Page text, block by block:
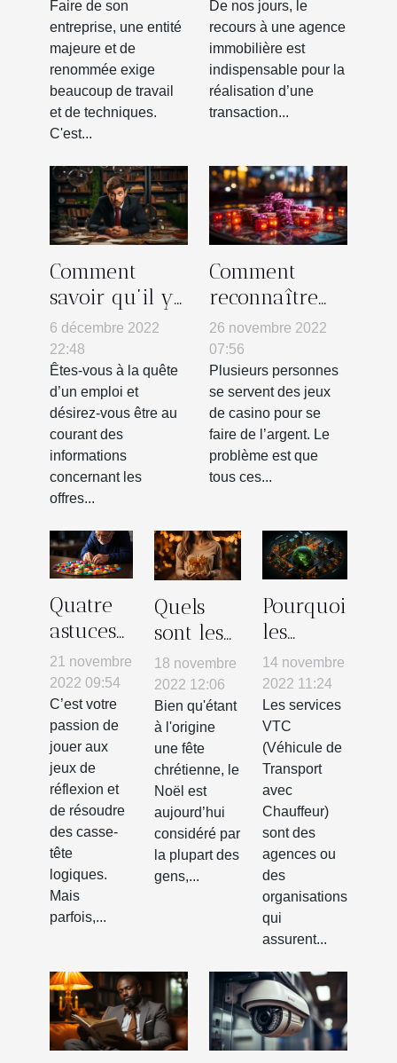
Faire de son
entreprise, une entité
majeure et de
renommée exige
beaucoup de travail
et de techniques.
C'est...
De nos jours, le
recours à une agence
immobilière est
indispensable pour la
réalisation d’une
transaction...
Comment
savoir qu’il y
a une offre
d’emploi
disponible ?
6 décembre 2022
22:48
Êtes-vous à la quête
d’un emploi et
désirez-vous être au
courant des
informations
concernant les
offres...
Comment
reconnaître
les casinos
non fiables ?
26 novembre 2022
07:56
Plusieurs personnes
se servent des jeux
de casino pour se
faire de l’argent. Le
problème est que
tous ces...
Quatre
astuces
efficaces
pour
résoudre
les
casse-
tête
logiques
21 novembre
2022 09:54
C’est votre
passion de
jouer aux
jeux de
réflexion et
de résoudre
des casse-
tête
logiques.
Mais
parfois,...
Quels
sont les
meilleurs
cadeaux
pour le
Noël ?
18 novembre
2022 12:06
Bien qu'étant
à l'origine
une fête
chrétienne, le
Noël est
aujourd’hui
considéré par
la plupart des
gens,...
Pourquoi
les
services
de VTC ?
14 novembre
2022 11:24
Les services
VTC
(Véhicule de
Transport
avec
Chauffeur)
sont des
agences ou
des
organisations
qui
assurent...